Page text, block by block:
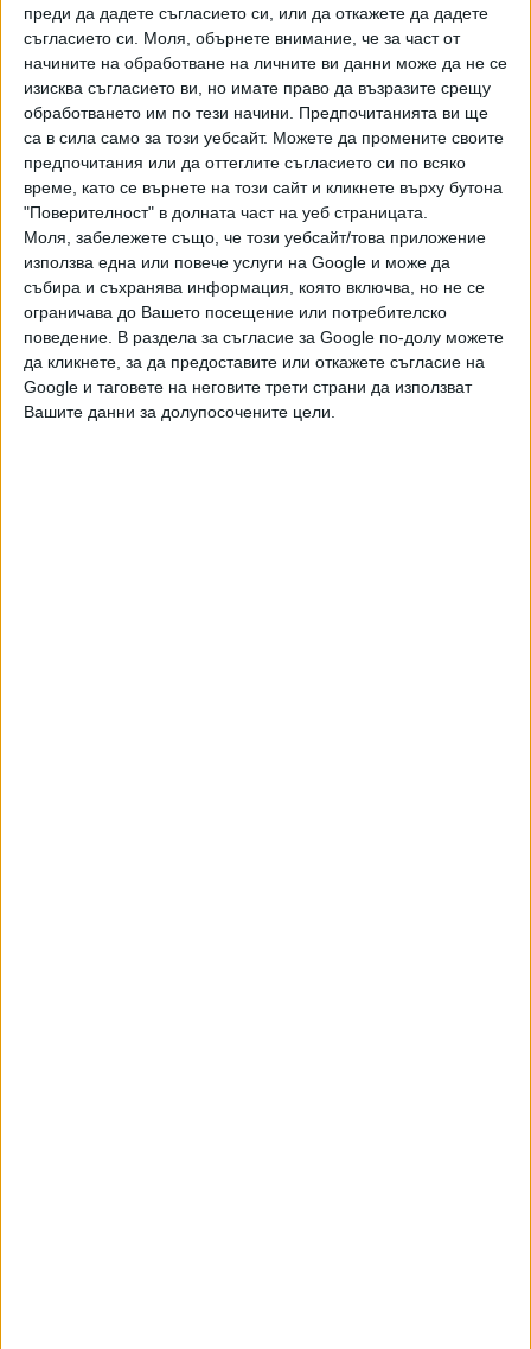
преди да дадете съгласието си, или да откажете да дадете
съгласието си.
Моля, обърнете внимание, че за част от
начините на обработване на личните ви данни може да не се
изисква съгласието ви, но имате право да възразите срещу
обработването им по тези начини. Предпочитанията ви ще
са в сила само за този уебсайт. Можете да промените своите
предпочитания или да оттеглите съгласието си по всяко
време, като се върнете на този сайт и кликнете върху бутона
"Поверителност" в долната част на уеб страницата.
Моля, забележете също, че този уебсайт/това приложение
използва една или повече услуги на Google и може да
събира и съхранява информация, която включва, но не се
ограничава до Вашето посещение или потребителско
поведение. В раздела за съгласие за Google по-долу можете
да кликнете, за да предоставите или откажете съгласие на
Google и таговете на неговите трети страни да използват
Вашите данни за долупосочените цели.
Последвайте ни и в
Ако искате да подкрепите независимата
и качествена журналистика в “Сега”,
можете да направите дарение през
PayPal
Ключови думи: свинари,удари, служител,БАБХ
Още новини по темата
БАБХ изтегли 6 тона фалшиво краве масло от